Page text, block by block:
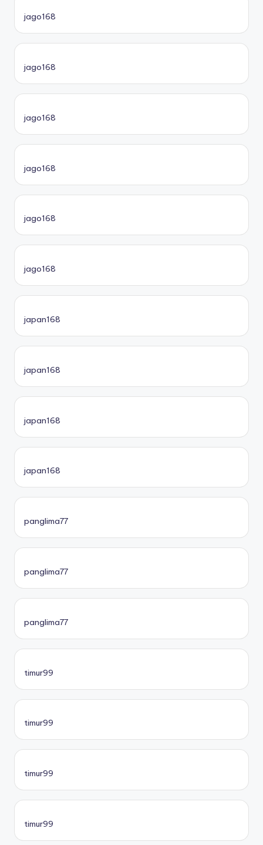
jago168
jago168
jago168
jago168
jago168
jago168
japan168
japan168
japan168
japan168
panglima77
panglima77
panglima77
timur99
timur99
timur99
timur99